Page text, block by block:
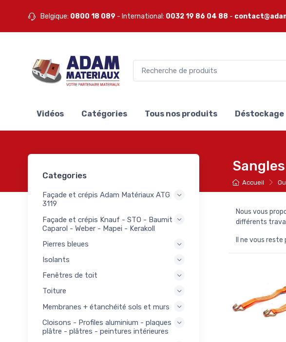
Belgique: 0800 18 089 - International: 0032 19 86 04 88 -
Vidéos Catégories Tous nos produits Déstockage
Categories
Façade et crépis Adam Matériaux ATG
3119
Façade et crépis Knauf - STO - Baumit -
Caparol - Weber - Mapei - Kerakoll
Pierres bleues
Isolants
Fenêtres de toit
Toiture
Membranes + étanchéité sols et murs
Cloisons - Profiles aluminium - plaques
plâtre - plâtres - peintures intérieures
14
Accueil
Nous vous
différents
Il ne vous